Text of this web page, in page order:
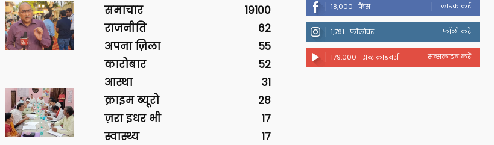
समाचार
19100
राजनीति
62
अपना ज़िला
55
कारोबार
52
आस्था
31
क्राइम ब्यूरो
28
ज़रा इधर भी
17
स्वास्थ्य
17
18,000 फैंस लाइक करें
1,791 फॉलोवर फॉलो करें
179,000 सब्सक्राइबर्स सब्सक्राइब करें